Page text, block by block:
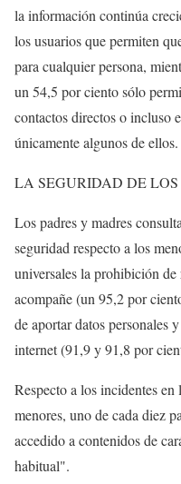
la información continúa
los usuarios que permiten
para cualquier persona,
un 54,5 por ciento sólo
contactos directos o incluso
únicamente algunos de ellos.
LA SEGURIDAD DE
Los padres y madres
seguridad respecto a los
universales la prohibición
acompañe (un 95,2 por
de aportar datos personales
internet (91,9 y 91,8 por
Respecto a los incidentes
menores, uno de cada diez
accedido a contenidos de
habitual".